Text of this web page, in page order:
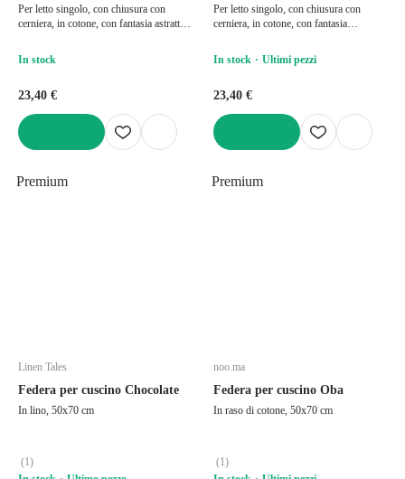
Per letto singolo, con chiusura con
cerniera, in cotone, con fantasia astratta,
In stock
23,40 €
Per letto singolo, con chiusura con
cerniera, in cotone, con fantasia
scuro, 140x200 cm
In stock Ultimi pezzi
23,40 €
Premium
Linen Tales
Federa per cuscino Chocolate
In lino, 50x70 cm
(1)
Premium
noo.ma
Federa per cuscino Oba
In raso di cotone, 50x70 cm
(1)